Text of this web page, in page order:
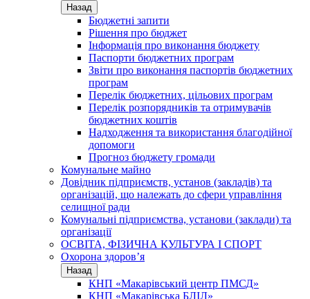
Назад
Бюджетні запити
Рішення про бюджет
Інформація про виконання бюджету
Паспорти бюджетних програм
Звіти про виконання паспортів бюджетних
програм
Перелік бюджетних, цільових програм
Перелік розпорядників та отримувачів
бюджетних коштів
Надходження та використання благодійної
допомоги
Прогноз бюджету громади
Комунальне майно
Довідник підприємств, установ (закладів) та
організацій, що належать до сфери управління
селищної ради
Комунальні підприємства, установи (заклади) та
організації
ОСВІТА, ФІЗИЧНА КУЛЬТУРА І СПОРТ
Охорона здоров’я
Назад
КНП «Макарівський центр ПМСД»
КНП «Макарівська БЛІЛ»